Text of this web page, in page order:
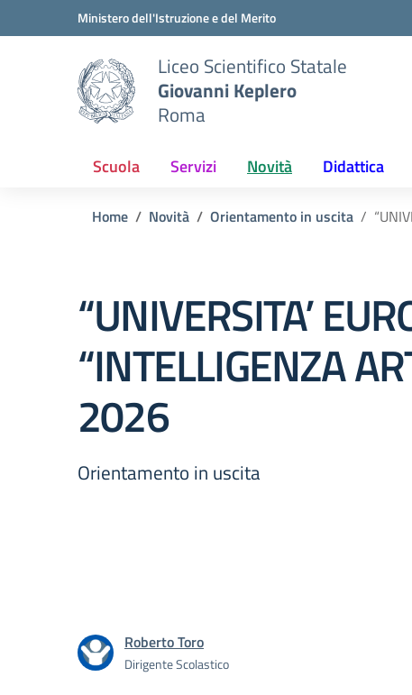
Vai ai contenuti
Vai al menu di navigazioneMinistero dell'Istruzione e del Merito
Liceo Scientifico Statale
Giovanni Keplero
Roma
Scuola Servizi Novità Didattica
Home Novità Orientamento in uscita
“UNIVERSITA’
“INTELLIGENZA
2026
Orientamento in uscita
Roberto Toro
Dirigente Scolastico